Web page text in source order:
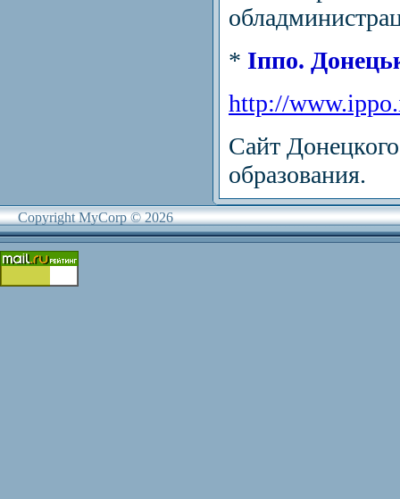
* Іппо.
http://
Сайт
образования.
Copyright MyCorp © 2026